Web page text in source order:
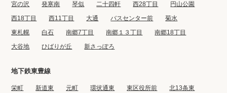
宮の沢 発寒南 琴似 二十四軒 西28丁目
円山公園
西18丁目
西11丁目 大通 バスセンター前
菊水
東札幌
白石 南郷7丁目 南郷１３丁目
南郷18丁目
大谷地
ひばりが丘 新さっぽろ
地下鉄東豊線
栄町 新道東 元町 環状通東 東区役所前
北13条東